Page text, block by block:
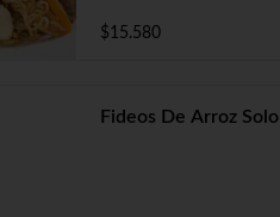
$15.580
Fideos De Arroz Solo